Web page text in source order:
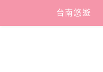
content
台南悠遊